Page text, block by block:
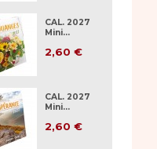
CAL. 2027
Mini...
2,60 €
CAL. 2027
Mini...
2,60 €